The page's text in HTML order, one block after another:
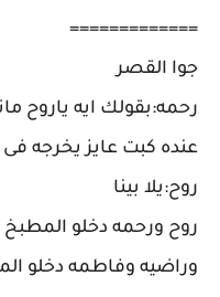
=============
جوا القصر
رحمه:بقولك ايه ياروح
عنده كبت عايز يخرجه فى
روح:يلا بينا
روح ورحمه دخلو
وراضيه وفاطمه دخلو